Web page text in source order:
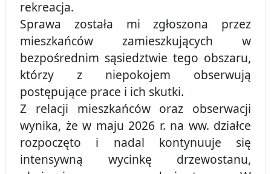
rekreacja.
Sprawa została mi zgłoszona przez
mieszkańców zamieszkujących w
bezpośrednim sąsiedztwie tego obszaru,
którzy z niepokojem obserwują
postępujące prace i ich skutki.
Z relacji mieszkańców oraz obserwacji
wynika, że w maju 2026 r. na ww. działce
rozpoczęto i nadal kontynuuje się
intensywną wycinkę drzewostanu,